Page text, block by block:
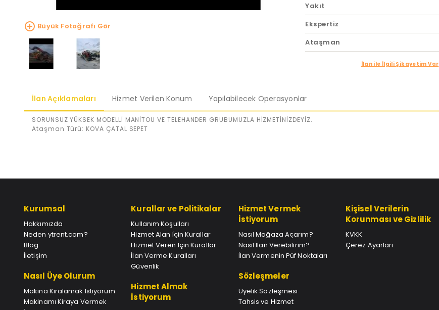
Büyük Fotoğrafı Gör
Yakıt
Ekspertiz
Ataşman
İlan ile İlgili Şikayetim Var
İlan Açıklamaları Hizmet Verilen Konum Yapılabilecek Operasyonlar
SORUNSUZ YÜKSEK MODELLİ MANİTOU VE TELEHANDER GRUBUMUZLA HİZMETİNİZDEYİZ.
Ataşman Türü: KOVA ÇATAL SEPET
Kurumsal
Hakkımızda
Neden ytrent.com?
Blog
İletişim
Nasıl Üye Olurum
Makina Kiralamak İstiyorum
Makinamı Kiraya Vermek
Kurallar ve Politikalar
Kullanım Koşulları
Hizmet Alan İçin Kurallar
Hizmet Veren İçin Kurallar
İlan Verme Kuralları
Güvenlik
Hizmet Almak
İstiyorum
Hizmet Vermek
İstiyorum
Nasıl Mağaza Açarım?
Nasıl İlan Verebilirim?
İlan Vermenin Püf Noktaları
Sözleşmeler
Üyelik Sözleşmesi
Tahsis ve Hizmet
Kişisel Verilerin
Korunması ve Gizlilik
KVKK
Çerez Ayarları